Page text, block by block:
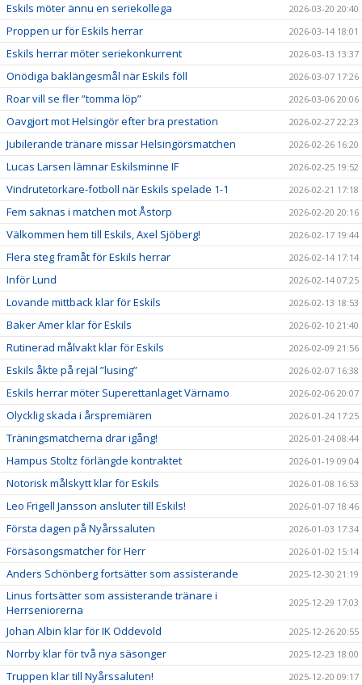
Eskils möter ännu en seriekollega 2026-03-20 20:40
Proppen ur för Eskils herrar 2026-03-14 18:01
Eskils herrar möter seriekonkurrent 2026-03-13 13:37
Onödiga baklängesmål när Eskils föll 2026-03-07 17:26
Roar vill se fler ”tomma löp” 2026-03-06 20:06
Oavgjort mot Helsingör efter bra prestation 2026-02-27 22:23
Jubilerande tränare missar Helsingörsmatchen 2026-02-26 16:20
Lucas Larsen lämnar Eskilsminne IF 2026-02-25 19:52
Vindrutetorkare-fotboll när Eskils spelade 1-1 2026-02-21 17:18
Fem saknas i matchen mot Åstorp 2026-02-20 20:16
Välkommen hem till Eskils, Axel Sjöberg! 2026-02-17 19:44
Flera steg framåt för Eskils herrar 2026-02-14 17:14
Inför Lund 2026-02-14 07:25
Lovande mittback klar för Eskils 2026-02-13 18:53
Baker Amer klar för Eskils 2026-02-10 21:40
Rutinerad målvakt klar för Eskils 2026-02-09 21:56
Eskils åkte på rejäl ”lusing” 2026-02-07 16:38
Eskils herrar möter Superettanlaget Värnamo 2026-02-06 20:07
Olycklig skada i årspremiären 2026-01-24 17:25
Träningsmatcherna drar igång! 2026-01-24 08:44
Hampus Stoltz förlängde kontraktet 2026-01-19 09:04
Notorisk målskytt klar för Eskils 2026-01-08 16:53
Leo Frigell Jansson ansluter till Eskils! 2026-01-07 18:46
Första dagen på Nyårssaluten 2026-01-03 17:34
Försäsongsmatcher för Herr 2026-01-02 15:14
Anders Schönberg fortsätter som assisterande 2025-12-30 21:19
Linus fortsätter som assisterande tränare i
Herrseniorerna
2025-12-29 17:03
Johan Albin klar för IK Oddevold 2025-12-26 20:55
Norrby klar för två nya säsonger 2025-12-23 18:00
Truppen klar till Nyårssaluten! 2025-12-20 09:17